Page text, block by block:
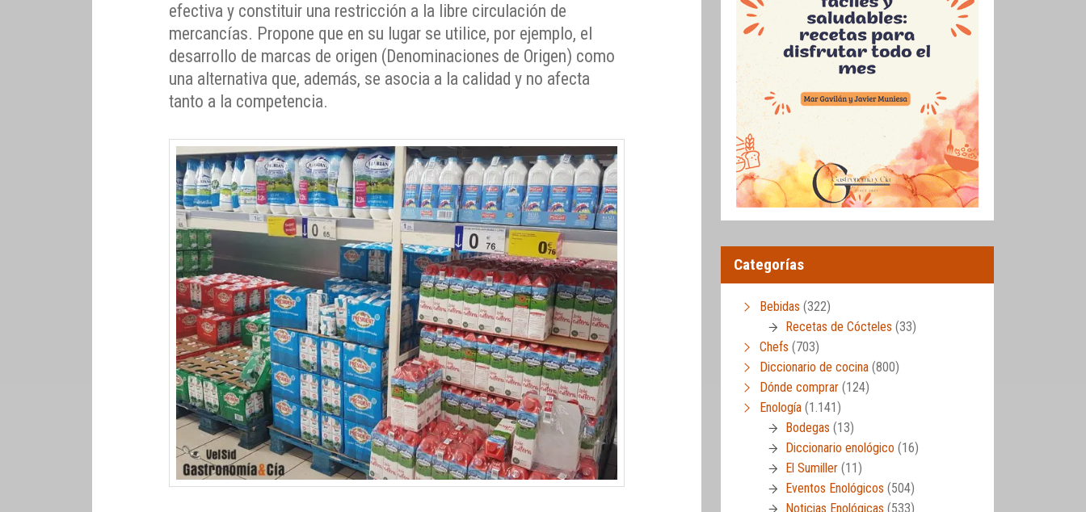
efectiva y constituir una restricción a la libre circulación de
mercancías. Propone que en su lugar se utilice, por ejemplo, el
desarrollo de marcas de origen (Denominaciones de Origen) como
una alternativa que, además, se asocia a la calidad y no afecta
tanto a la competencia.
Categorías
Bebidas (322)
Recetas de Cócteles (33)
Chefs (703)
Diccionario de cocina (800)
Dónde comprar (124)
Enología (1.141)
Bodegas (13)
Diccionario enológico (16)
El Sumiller (11)
Eventos Enológicos (504)
Noticias Enológicas (533)